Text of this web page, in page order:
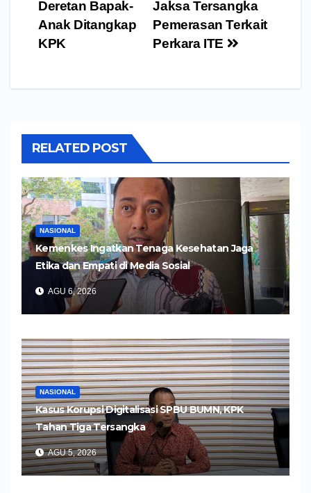
Jaksa Tersangka
Pemerasan Terkait
Perkara ITE
Deretan Bapak-
Anak Ditangkap
KPK
RELATED POST
NASIONAL
Kemenkes Ingatkan Tenaga Kesehatan Jaga
Etika dan Empati di Media Sosial
AGU 6, 2026
NASIONAL
Kasus Korupsi Digitalisasi SPBU BUMN, KPK
Tahan Tiga Tersangka
AGU 5, 2026